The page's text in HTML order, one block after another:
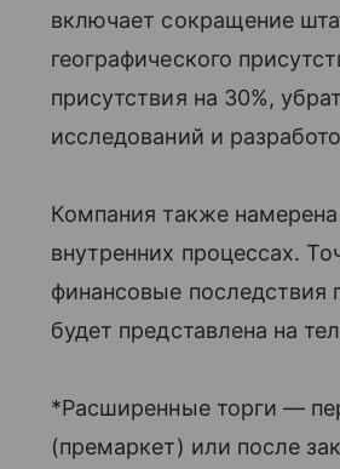
включает сокращение
географического
присутствия на 30%,
исследований и
Компания также намерена
внутренних процессах.
финансовые последствия
будет представлена на
*Расширенные торги —
(премаркет) или после